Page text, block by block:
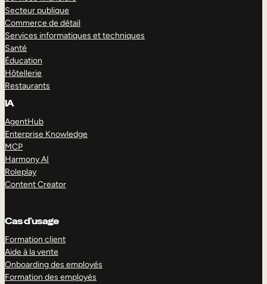
Secteur publique
Commerce de détail
Services informatiques et techniques
Santé
Éducation
Hôtellerie
Restaurants
IA
AgentHub
Enterprise Knowledge
MCP
Harmony AI
Roleplay
Content Creator
Cas d’usage
Formation client
Aide à la vente
Onboarding des employés
Formation des employés